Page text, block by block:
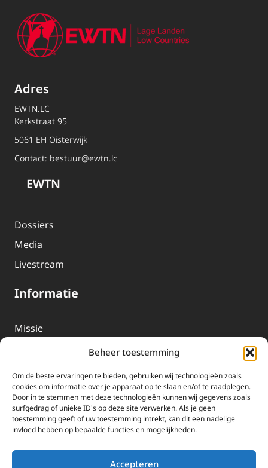
Beheer toestemming
Om de beste ervaringen te bieden, gebruiken wij technologieën zoals
cookies om informatie over je apparaat op te slaan en/of te raadplegen.
Door in te stemmen met deze technologieën kunnen wij gegevens zoals
surfgedrag of unieke ID's op deze site verwerken. Als je geen
toestemming geeft of uw toestemming intrekt, kan dit een nadelige
invloed hebben op bepaalde functies en mogelijkheden.
Accepteren
Adres
EWTN.LC
Kerkstraat 95
5061 EH Oisterwijk
Contact: bestuur@ewtn.lc
EWTN
Dossiers
Media
Livestream
Informatie
Missie
EWTN-Team
Organisatiegegevens
Doneren
EWTN wordt uitsluitend gefinancierd door uw donaties.